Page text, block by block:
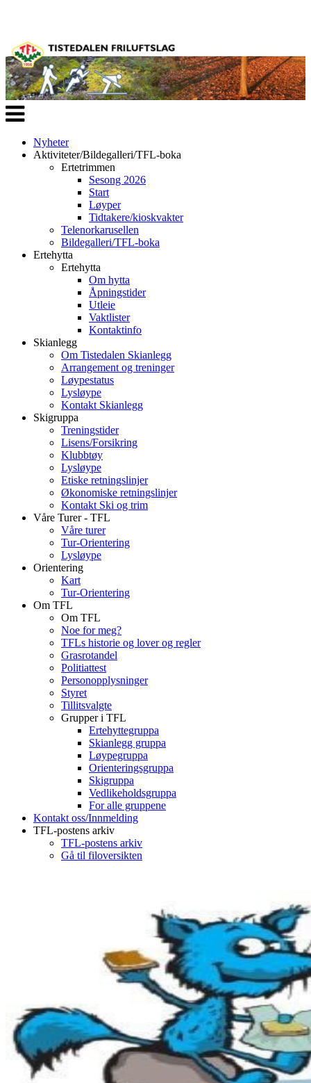
Veksle
navigasjon
Nyheter
Aktiviteter/Bildegalleri/TFL-boka
Ertetrimmen
Sesong 2026
Start
Løyper
Tidtakere/kioskvakter
Telenorkarusellen
Bildegalleri/TFL-boka
Ertehytta
Ertehytta
Om hytta
Åpningstider
Utleie
Vaktlister
Kontaktinfo
Skianlegg
Om Tistedalen Skianlegg
Arrangement og treninger
Løypestatus
Lysløype
Kontakt Skianlegg
Skigruppa
Treningstider
Lisens/Forsikring
Klubbtøy
Lysløype
Etiske retningslinjer
Økonomiske retningslinjer
Kontakt Ski og trim
Våre Turer - TFL
Våre turer
Tur-Orientering
Lysløype
Orientering
Kart
Tur-Orientering
Om TFL
Om TFL
Noe for meg?
TFLs historie og lover og regler
Grasrotandel
Politiattest
Personopplysninger
Styret
Tillitsvalgte
Grupper i TFL
Ertehyttegruppa
Skianlegg gruppa
Løypegruppa
Orienteringsgruppa
Skigruppa
Vedlikeholdsgruppa
For alle gruppene
Kontakt oss/Innmelding
TFL-postens arkiv
TFL-postens arkiv
Gå til filoversikten